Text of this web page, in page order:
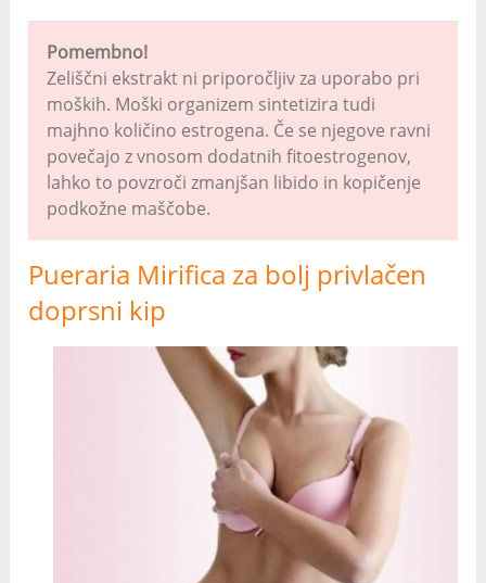
Pomembno!
Zeliščni ekstrakt ni priporočljiv za uporabo pri
moških. Moški organizem sintetizira tudi
majhno količino estrogena. Če se njegove ravni
povečajo z vnosom dodatnih fitoestrogenov,
lahko to povzroči zmanjšan libido in kopičenje
podkožne maščobe.
Pueraria Mirifica za bolj privlačen
doprsni kip